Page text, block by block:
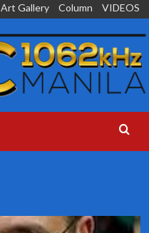
Art Gallery Column VIDEOS